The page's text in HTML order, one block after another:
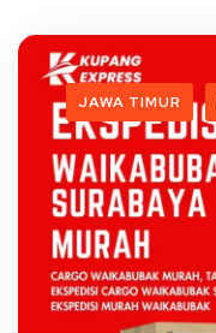
JAWA TIMUR